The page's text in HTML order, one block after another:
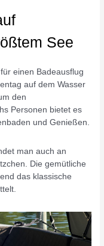
See
einen Badeausflug
auf dem Wasser
den
Personen bietet es
und Genießen.
man auch an
Die gemütliche
das klassische